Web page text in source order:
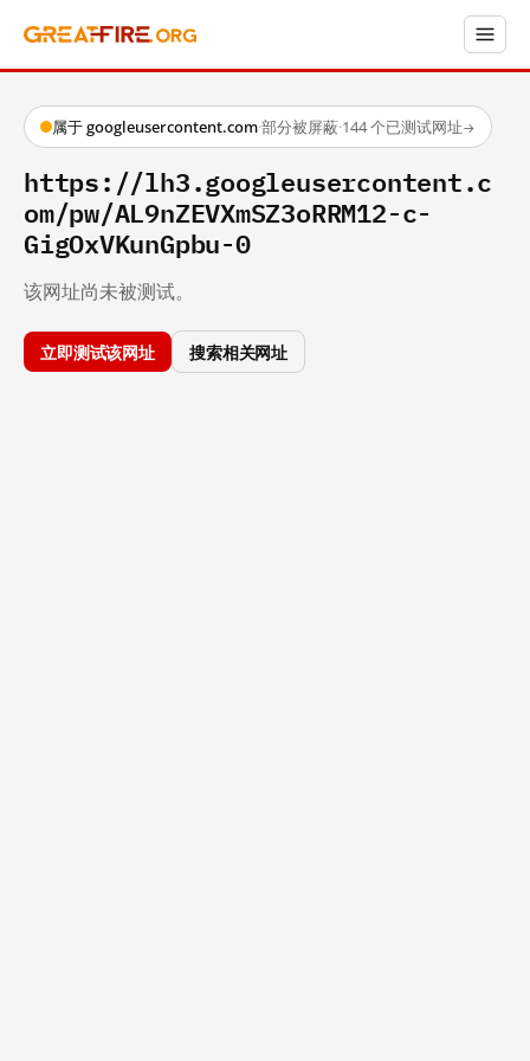
属于 googleusercontent.com·部分被屏蔽·144 个已测试网址→
https://lh3.googleusercontent.c
om/pw/AL9nZEVXmSZ3oRRM12-c-
GigOxVKunGpbu-0
该网址尚未被测试。
立即测试该网址 搜索相关网址